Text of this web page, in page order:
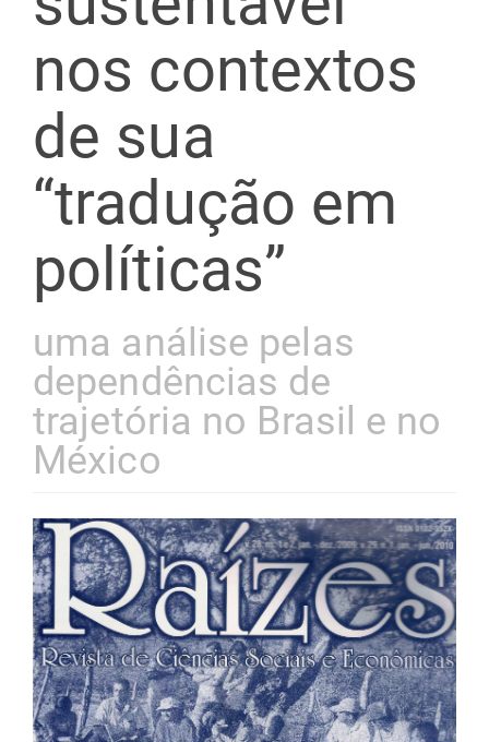
nos contextos
de sua
“tradução em
políticas”
uma análise pelas
dependências de
trajetória no Brasil e no
México
Barra
lateral
de
artigos